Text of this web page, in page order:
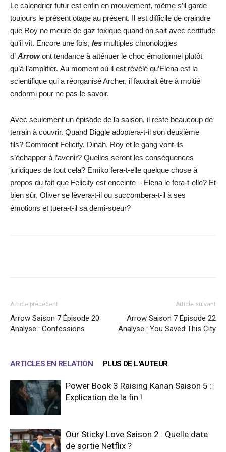
Le calendrier futur est enfin en mouvement, même s’il garde
toujours le présent otage au présent. Il est difficile de craindre
que Roy ne meure de gaz toxique quand on sait avec certitude
qu’il vit. Encore une fois, les multiples chronologies
d’ Arrowont tendance à atténuer le choc émotionnel plutôt
qu’à l’amplifier. Au moment où il est révélé qu’Elena est la
scientifique qui a réorganisé Archer, il faudrait être à moitié
endormi pour ne pas le savoir.
Avec seulement un épisode de la saison, il reste beaucoup de
terrain à couvrir. Quand Diggle adoptera-t-il son deuxième
fils? Comment Felicity, Dinah, Roy et le gang vont-ils
s’échapper à l’avenir? Quelles seront les conséquences
juridiques de tout cela? Emiko fera-t-elle quelque chose à
propos du fait que Felicity est enceinte – Elena le fera-t-elle? Et
bien sûr, Oliver se lèvera-t-il ou succombera-t-il à ses
émotions et tuera-t-il sa demi-soeur?
Article précédent
Arrow Saison 7 Épisode 20
Analyse : Confessions
Article suivant
Arrow Saison 7 Épisode 22
Analyse : You Saved This City
ARTICLES EN RELATION PLUS DE L'AUTEUR
Power Book 3 Raising Kanan Saison 5 :
Explication de la fin !
Our Sticky Love Saison 2 : Quelle date
de sortie Netflix ?